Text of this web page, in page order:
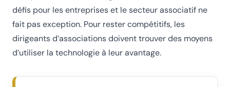
défis pour les entreprises et le secteur associatif ne
fait pas exception. Pour rester compétitifs, les
dirigeants d’associations doivent trouver des moyens
d’utiliser la technologie à leur avantage.